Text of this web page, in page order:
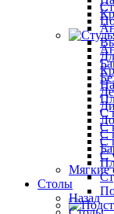
С
С
С
С
С
Мягкие
Столы
Назад